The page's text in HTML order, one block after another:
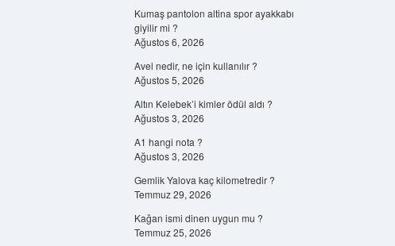
Kumaş pantolon altina spor ayakkabı
giyilir mi ?
Ağustos 6, 2026
Avel nedir, ne için kullanılır ?
Ağustos 5, 2026
Altın Kelebek’i kimler ödül aldı ?
Ağustos 3, 2026
A1 hangi nota ?
Ağustos 3, 2026
Gemlik Yalova kaç kilometredir ?
Temmuz 29, 2026
Kağan ismi dinen uygun mu ?
Temmuz 25, 2026